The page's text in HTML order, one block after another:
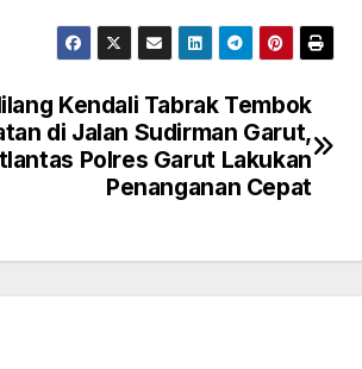
Kendali Tabrak Tembok
di Jalan Sudirman Garut,
Polres Garut Lakukan
Penanganan Cepat